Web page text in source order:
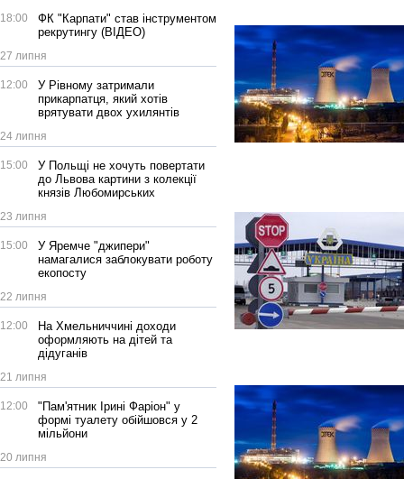
18:00
ФК "Карпати" став інструментом
рекрутингу (ВІДЕО)
27 липня
12:00
У Рівному затримали
прикарпатця, який хотів
врятувати двох ухилянтів
24 липня
15:00
У Польщі не хочуть повертати
до Львова картини з колекції
князів Любомирських
23 липня
15:00
У Яремче "джипери"
намагалися заблокувати роботу
екопосту
22 липня
12:00
На Хмельниччині доходи
оформляють на дітей та
дідуганів
21 липня
12:00
"Пам'ятник Ірині Фаріон" у
формі туалету обійшовся у 2
мільйони
20 липня